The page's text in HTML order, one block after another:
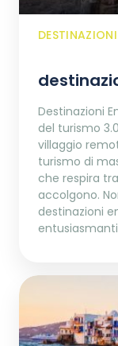
DESTINAZIONI
Destinazioni
del turismo
villaggio
turismo di
che respira
accolgono.
destinazioni